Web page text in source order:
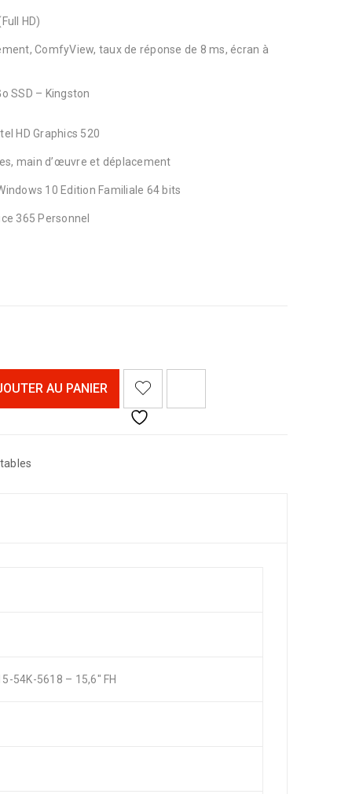
HD)
ComfyView, taux de réponse de 8 ms, écran à
SSD – Kingston
HD Graphics 520
main d’œuvre et déplacement
10 Edition Familiale 64 bits
365 Personnel
AU PANIER
54K-5618 – 15,6″ FH